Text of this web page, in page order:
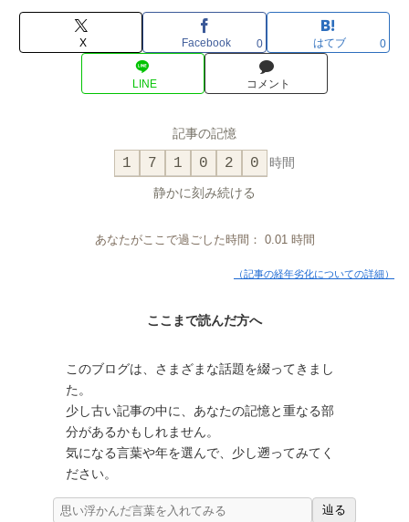
X Facebook 0 はてブ 0
LINE コメント
記事の記憶
1 7 1 0 2 0 時間
静かに刻み続ける
あなたがここで過ごした時間： 0.01時間
（記事の経年劣化についての詳細）
ここまで読んだ方へ
このブログは、さまざまな話題を綴ってきまし
た。
少し古い記事の中に、あなたの記憶と重なる部
分があるかもしれません。
気になる言葉や年を選んで、少し遡ってみてく
ださい。
辿る